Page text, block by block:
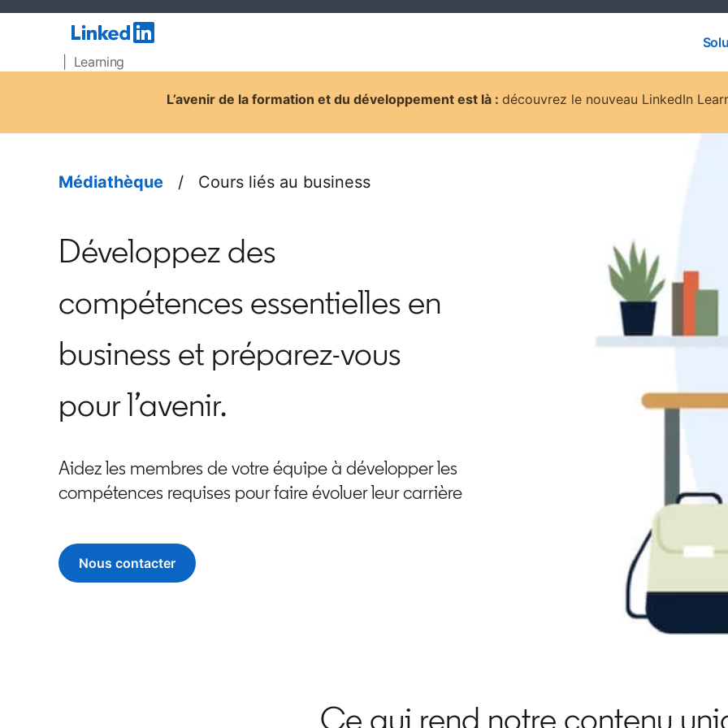
| Learning
L’avenir de la formation et du développement est là : découvrez le nouveau LinkedIn
Médiathèque / Cours liés au business
Développez des
compétences essentielles en
business et préparez-vous
pour l’avenir.
Aidez les membres de votre équipe à développer les
compétences requises pour faire évoluer leur carrière
Nous contacter
Ce qui rend notre contenu